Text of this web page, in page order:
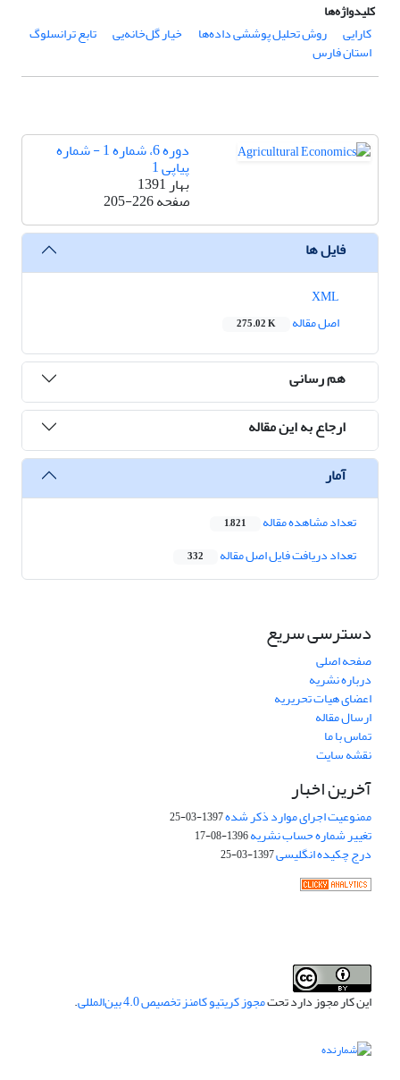
کلیدواژه‌ها
کارایی
روش تحلیل پوششی داده‌ها خیار گل‌خانه‌یی تابع ترانسلوگ
استان فارس
دوره 6، شماره 1 - شماره
پیاپی 1
بهار 1391
صفحه205-226
فایل ها
اصل مقاله
275.02 K
هم رسانی
ارجاع به این مقاله
آمار
تعداد مشاهده مقاله 1,821
تعداد دریافت فایل اصل مقاله 332
دسترسی سریع
صفحه اصلی
درباره نشریه
اعضای هیات تحریریه
ارسال مقاله
تماس با ما
نقشه سایت
آخرین اخبار
ممنوعیت اجرای موارد ذکر شده1397-03-25
تغییر شماره حساب نشریه1396-08-17
درج چکیده انگلیسی1397-03-25
این کار مجوز دارد تحتمجوز کریتیو کامنز تخصیص 4.0 بین‌المللی .